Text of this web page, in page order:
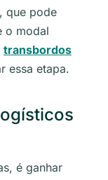
que pode
o modal
transbordos
essa etapa.
é ganhar